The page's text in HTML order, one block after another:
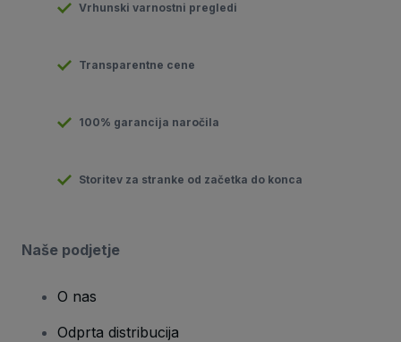
Vrhunski varnostni pregledi
Transparentne cene
100% garancija naročila
Storitev za stranke od začetka do konca
Naše podjetje
O nas
Odprta distribucija